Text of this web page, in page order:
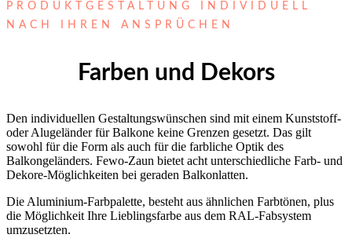
PRODUKTGESTALTUNG INDIVIDUELL
NACH IHREN ANSPRÜCHEN
Farben und Dekors
Den individuellen Gestaltungswünschen sind mit einem Kunststoff-
oder Alugeländer für Balkone keine Grenzen gesetzt. Das gilt
sowohl für die Form als auch für die farbliche Optik des
Balkongeländers. Fewo-Zaun bietet acht unterschiedliche Farb- und
Dekore-Möglichkeiten bei geraden Balkonlatten.
Die Aluminium-Farbpalette, besteht aus ähnlichen Farbtönen, plus
die Möglichkeit Ihre Lieblingsfarbe aus dem RAL-Fabsystem
umzusetzten.